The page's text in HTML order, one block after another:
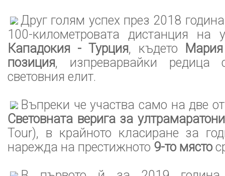
Друг голям успех през 2018
100-километровата дистанция на
Кападокия - Турция, където
позиция, изпреварвайки редица
световния елит.
Въпреки че участва само на две
Световната верига за ултрамаратони
Tour), в крайното класиране за
нарежда на престижното 9-то място